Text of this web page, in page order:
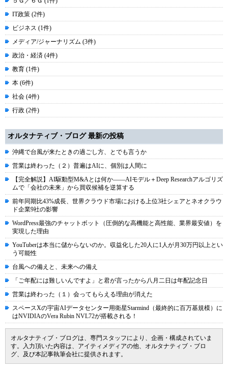
IT政策 (2件)
ビジネス (1件)
メディア/ジャーナリズム (3件)
政治・経済 (4件)
教育 (1件)
本 (6件)
社会 (4件)
行政 (2件)
オルタナティブ・ブログ 最新の投稿
沖縄で台風が来たときの過ごし方、とでも言うか
営業は終わった（２）普遍はAIに、個別は人間に
【完全解説】AI駆動型M&Aとは何か――AIモデル＋Deep Researchアルゴリズ
ムで「会社の未来」から買収候補を逆算する
前年同期比43%成長、世界クラウド市場における上位3社シェアとネオクラウ
ド企業9社の影響
WordPress最強のチャットボット（圧倒的な高機能と高性能、業界最安値）を
実現した理由
YouTuberは本当に儲からないのか。収益化した20人に1人が月30万円以上とい
う可能性
台風への備えと、未来への備え
「ご年配には難しいんですよ」と君が言ったから八月二日は年配記念日
営業は終わった（１）会ってもらえる理由が消えた
スペースXの宇宙AIデータセンター用衛星Starmind（最終的に百万基規模）に
はNVIDIAのVera Rubin NVL72が搭載される！
オルタナティブ・ブログは、専門スタッフにより、企画・構成されていま
す。入力頂いた内容は、アイティメディアの他、オルタナティブ・ブロ
グ、及び本記事執筆会社に提供されます。